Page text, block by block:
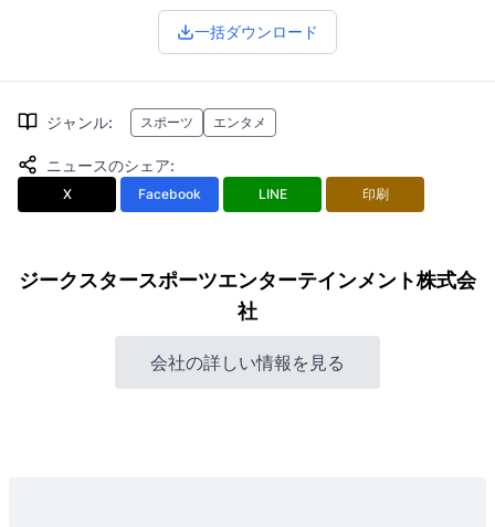
一括ダウンロード
ジャンル: スポーツ エンタメ
ニュースのシェア:
X Facebook LINE 印刷
ジークスタースポーツエンターテインメント株式会
社
会社の詳しい情報を見る